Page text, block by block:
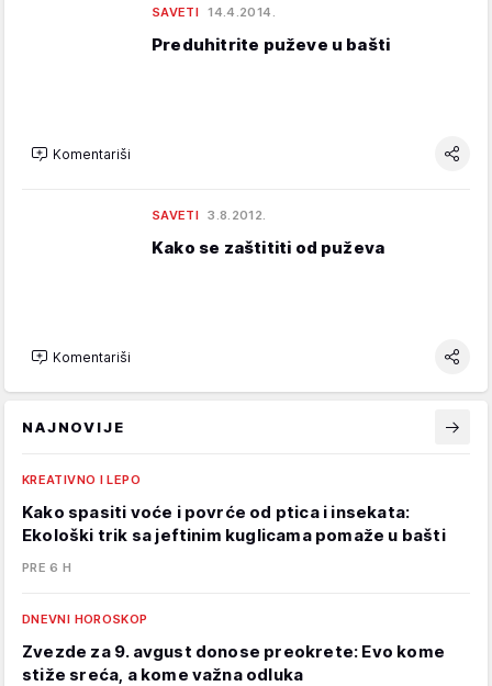
SAVETI 14.4.2014.
Preduhitrite puževe u bašti
Komentariši
SAVETI 3.8.2012.
Kako se zaštititi od puževa
Komentariši
NAJNOVIJE
KREATIVNO I LEPO
Kako spasiti voće i povrće od ptica i insekata:
Ekološki trik sa jeftinim kuglicama pomaže u bašti
PRE 6 H
DNEVNI HOROSKOP
Zvezde za 9. avgust donose preokrete: Evo kome
stiže sreća, a kome važna odluka